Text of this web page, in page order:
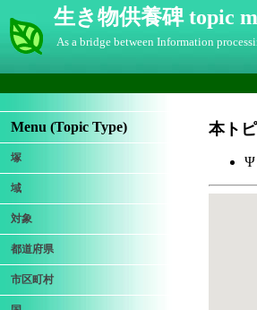
生き物供養碑 topic
As a bridge between Information
Menu (Topic Type)
塚
域
対象
都道府県
市区町村
本ト
Ψ